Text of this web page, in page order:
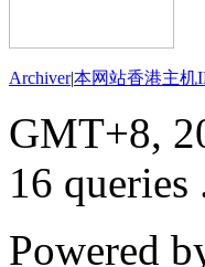
Archiver|本网站香港主机
GMT+8,
16 queries
Powered